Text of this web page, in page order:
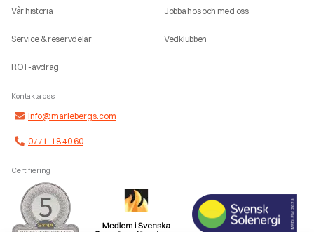
Vår historia
Service & reservdelar
ROT-avdrag
Jobba hos och med oss
Vedklubben
Kontakta oss
info@mariebergs.com
0771-18 40 60
Certifiering